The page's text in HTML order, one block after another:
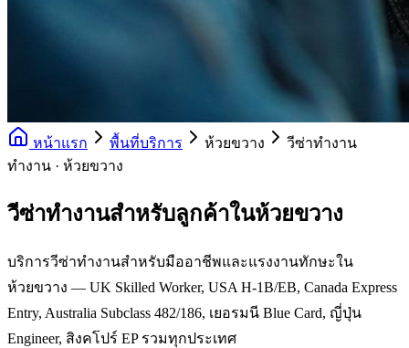
หน้าแรก พื้นที่บริการ ห้วยขวาง
วีซ่าทำงาน
ทำงาน · ห้วยขวาง
วีซ่าทำงานสำหรับลูกค้าในห้วยขวาง
บริการวีซ่าทำงานสำหรับมืออาชีพและแรงงานทักษะใน
ห้วยขวาง — UK Skilled Worker, USA H-1B/EB, Canada Express
Entry, Australia Subclass 482/186, เยอรมนี Blue Card, ญี่ปุ่น
Engineer, สิงคโปร์ EP รวมทุกประเทศ